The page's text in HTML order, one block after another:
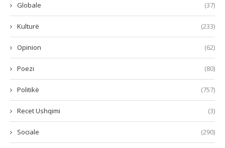
Globale (37)
Kulturë (233)
Opinion (62)
Poezi (80)
Politikë (757)
Recet Ushqimi (3)
Sociale (290)